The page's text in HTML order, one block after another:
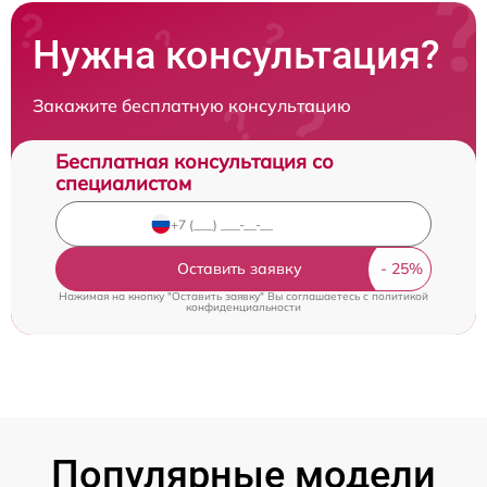
Нужна консультация?
Закажите бесплатную консультацию
Бесплатная консультация со
специалистом
Оставить заявку
Нажимая на кнопку "Оставить заявку" Вы соглашаетесь cполитикой
конфиденциальности
Популярные модели